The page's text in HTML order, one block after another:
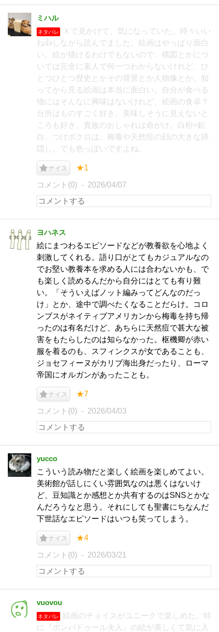
ミハル
ネタバレ
Ｘで見かけて、気になっていた。時々いい
ね👍️しながら読んでました。絵画はやっぱり面白
い。絵が描けるわけでもないので、構図とかにつ
いては完全に素人で何一つわからないけれど、ひ
とつひとつ歴史とかその背景とか人物像とか、知
ってから見る絵画は本当に面白い。自分が食べる
物にはそんなに興味はないけれど、絵画の食卓？
台所はものすごく好き。美味しそうに見えないと
ころも好き。貴族のおしゃれは命がけ。白粉=鉛
白。つけボクロは、梅毒や天然痘の顔の大きな跡
隠し。でも色っぽいですよね。
ナイス ★1
コメント(0) 2026/04/07
ヨハネス
絵にまつわるエピソードなどが教養欲を心地よく
刺激してくれる。語り口がとてもカジュアルなの
でお堅い教養本を求める人には合わないかも、で
も楽しく読めるんだから自分にはとても有り難
い。「そういえばノット編みってどんなのだっ
け」とか、途中で調べたくなることだらけ。コロ
ンブスがネイティブアメリカンから梅毒を持ち帰
ったのは有名だけど、あちらに天然痘で甚大な被
害をもたらしたのは知らなかった。枢機卿が赤い
服を着るのも、スフィンクスが女であることも、
ジョセフィーヌがカリブ海出身だったり、ローマ
帝国にオルガンがあったことも。
ナイス ★7
コメント(0) 2026/04/03
yucco
こういう読み物だと楽しく絵画を楽しめてよい。
美術館が話しにくい雰囲気なのは悪くはないけ
ど、豆知識とか感想とか共有するのはSNSとかな
んだろうなと思う。それにしても聖書にちなんだ
下世話なエピソードはいつも笑ってしまう。
ナイス ★4
コメント(0) 2026/03/21
vuovou
ネタバレ
絵画のチョイスがユニークで楽しめた。特
に『ポンパドゥール夫人』の絵が美しくて気に入